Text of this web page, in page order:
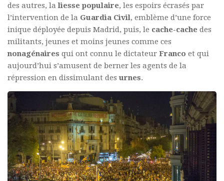
des autres, laliesse populaire, les espoirs écrasés par
l’intervention de la Guardia Civil, emblème d’une force
inique déployée depuis Madrid, puis, le cache-cache des
militants, jeunes et moins jeunes comme ces
nonagénaires qui ont connu le dictateur Franco et qui
aujourd’hui s’amusent de berner les agents de la
répression en dissimulant des urnes.